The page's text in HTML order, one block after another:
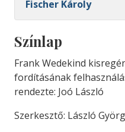
Fischer Károly
Színlap
Frank Wedekind
fordításának
rendezte: Joó László
Szerkesztő: László